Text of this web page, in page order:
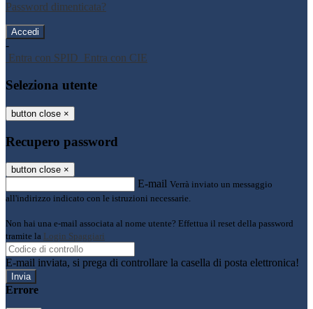
Password dimenticata?
-
Entra con SPID Entra con CIE
Seleziona utente
button close ×
Recupero password
button close ×
E-mail Verrà inviato un messaggio
all'indirizzo indicato con le istruzioni necessarie.
Non hai una e-mail associata al nome utente? Effettua il reset della password
tramite la Login Spaggiari
E-mail inviata, si prega di controllare la casella di posta elettronica!
Errore